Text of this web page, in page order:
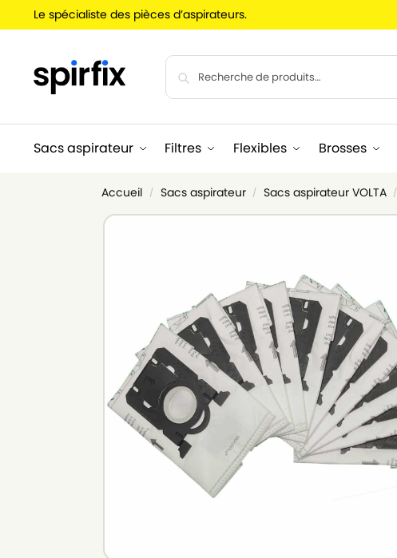
Le spécialiste des pièces d’aspirateurs.
Sacs aspirateur Filtres Flexibles Brosses
Accueil / Sacs aspirateur / Sacs aspirateur VOLTA /